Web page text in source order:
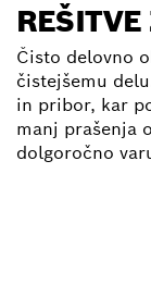
Čisto delovno
čistejšemu
in pribor, kar
manj prašenja
dolgoročno